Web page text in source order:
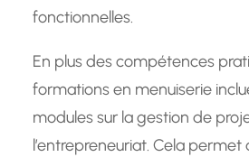
fonctionnelles.
En plus des compétences
formations en menuiserie
modules sur la gestion de
l’entrepreneuriat. Cela